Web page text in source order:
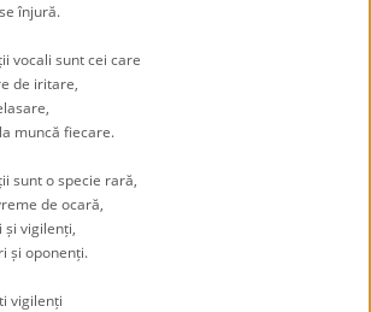
sunt cei care
iritare,
fiecare.
o specie rară,
de ocară,